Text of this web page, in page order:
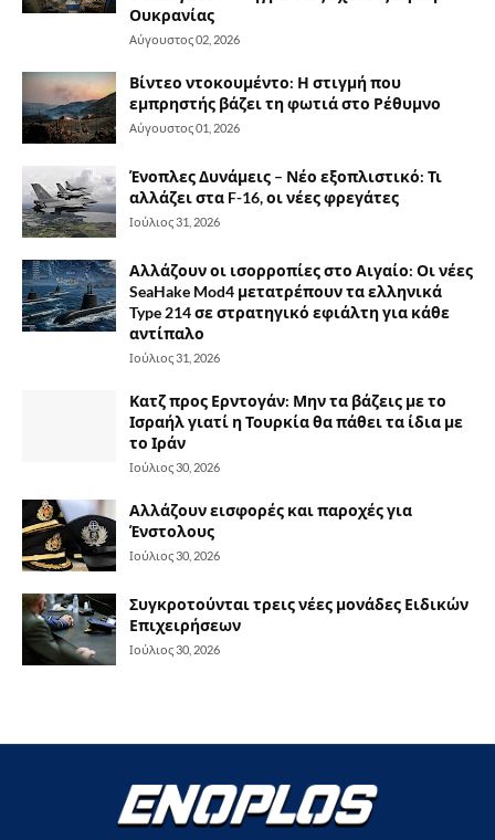
Ουκρανίας
Αύγουστος 02, 2026
Βίντεο ντοκουμέντο: Η στιγμή που
εμπρηστής βάζει τη φωτιά στο Ρέθυμνο
Αύγουστος 01, 2026
Ένοπλες Δυνάμεις – Νέο εξοπλιστικό: Τι
αλλάζει στα F-16, οι νέες φρεγάτες
Ιούλιος 31, 2026
Αλλάζουν οι ισορροπίες στο Αιγαίο: Οι νέες
SeaHake Mod4 μετατρέπουν τα ελληνικά
Type 214 σε στρατηγικό εφιάλτη για κάθε
αντίπαλο
Ιούλιος 31, 2026
Κατζ προς Ερντογάν: Μην τα βάζεις με το
Ισραήλ γιατί η Τουρκία θα πάθει τα ίδια με
το Ιράν
Ιούλιος 30, 2026
Αλλάζουν εισφορές και παροχές για
Ένστολους
Ιούλιος 30, 2026
Συγκροτούνται τρεις νέες μονάδες Ειδικών
Επιχειρήσεων
Ιούλιος 30, 2026